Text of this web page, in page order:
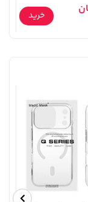
خرید